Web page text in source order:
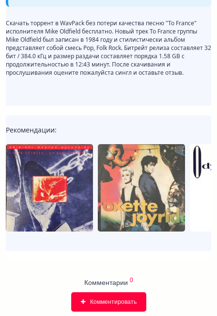
Скачать торрент в WavPack без потери качества песню "To France"
исполнителя Mike Oldfield бесплатно. Новый трек To France группы
Mike Oldfield был записан в 1984 году и стилистически альбом
представляет собой смесь Pop, Folk Rock. Битрейт релиза составляет 32
бит / 384.0 кГц и размер раздачи составляет порядка 1.58 GB с
продолжительностью в 12:43 минут. После скачивания и
прослушивания оцените пожалуйста сингл и оставьте отзыв.
Рекомендации:
Комментарии 0
Комментировать